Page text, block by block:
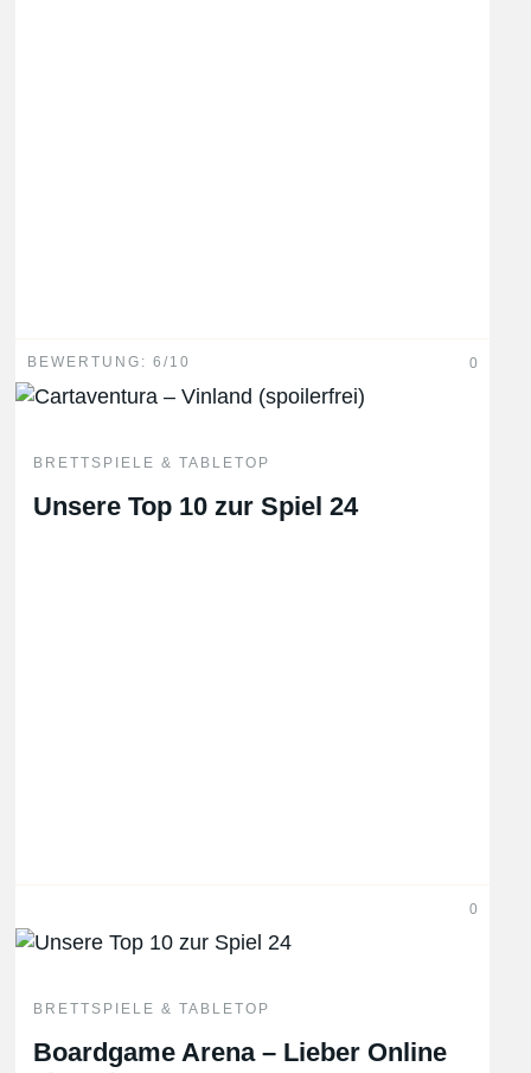
BEWERTUNG: 6/10 0
BRETTSPIELE & TABLETOP
Unsere Top 10 zur Spiel 24
0
BRETTSPIELE & TABLETOP
Boardgame Arena – Lieber Online